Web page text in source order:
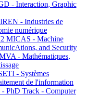
- Interaction, Graphic
- Industries de
numérique
MICAS - Machine
and Security
- Mathématiques,
- Systèmes
de l'information
PhD Track - Computer